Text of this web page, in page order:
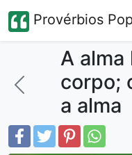
Provérbios
A alma
corpo;
a alma